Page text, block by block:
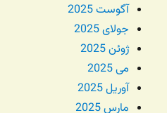
آگوست 2025
جولای 2025
ژوئن 2025
می 2025
آوریل 2025
مارس 2025